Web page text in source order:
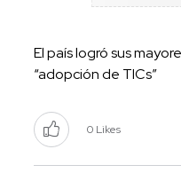
El país logró sus
“adopción de TICs”
0 Likes